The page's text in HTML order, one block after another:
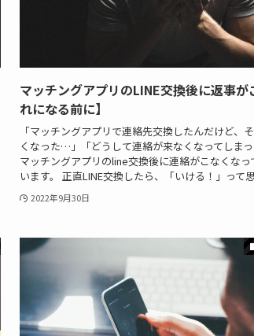
マッチングアプリのLINE交換後に返事
れになる前に】
「マッチングアプリで連絡先交換したんだけど、
くなった…」「どうして連絡が来なくなってしまっ
マッチングアプリのline交換後に連絡がこなくなっ
います。 正直LINE交換したら、「いける！」って
2022年9月30日